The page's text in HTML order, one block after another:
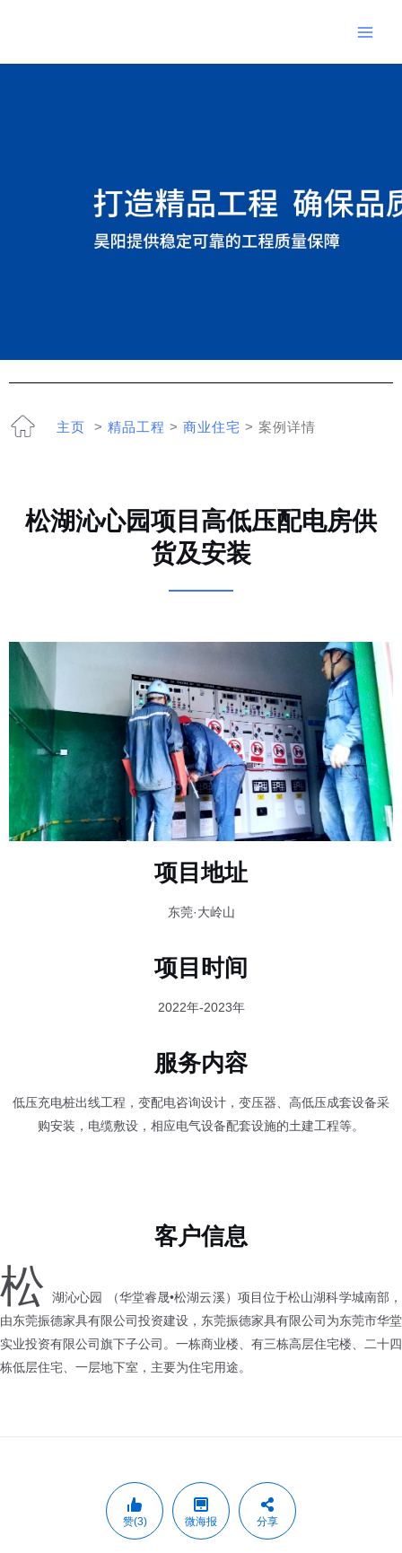
主页 > 精品工程 > 商业住宅 > 案例详情
松湖沁心园项目高低压配电房供
货及安装
项目地址
东莞·大岭山
项目时间
2022年-2023年
服务内容
低压充电桩出线工程，变配电咨询设计，变压器、高低压成套设备采
购安装，电缆敷设，相应电气设备配套设施的土建工程等。
客户信息
松 湖沁心园 （华堂睿晟•松湖云溪）项目位于松山湖科学城南部，
由东莞振德家具有限公司投资建设，东莞振德家具有限公司为东莞市华堂
实业投资有限公司旗下子公司。一栋商业楼、有三栋高层住宅楼、二十四
栋低层住宅、一层地下室，主要为住宅用途。
赞(3) 微海报 分享